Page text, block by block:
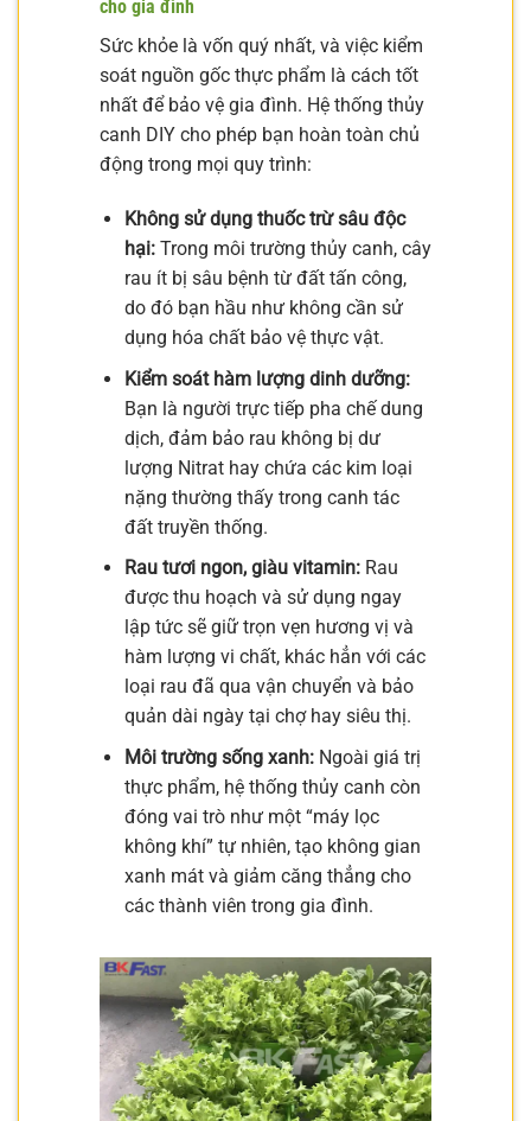
cho gia đình
Sức khỏe là vốn quý nhất, và việc kiểm
soát nguồn gốc thực phẩm là cách tốt
nhất để bảo vệ gia đình. Hệ thống thủy
canh DIY cho phép bạn hoàn toàn chủ
động trong mọi quy trình:
Không sử dụng thuốc trừ sâu độc
hại:Trong môi trường thủy canh, cây
rau ít bị sâu bệnh từ đất tấn công,
do đó bạn hầu như không cần sử
dụng hóa chất bảo vệ thực vật.
Kiểm soát hàm lượng dinh dưỡng:
Bạn là người trực tiếp pha chế dung
dịch, đảm bảo rau không bị dư
lượng Nitrat hay chứa các kim loại
nặng thường thấy trong canh tác
đất truyền thống.
Rau tươi ngon, giàu vitamin:Rau
được thu hoạch và sử dụng ngay
lập tức sẽ giữ trọn vẹn hương vị và
hàm lượng vi chất, khác hẳn với các
loại rau đã qua vận chuyển và bảo
quản dài ngày tại chợ hay siêu thị.
Môi trường sống xanh:Ngoài giá trị
thực phẩm, hệ thống thủy canh còn
đóng vai trò như một “máy lọc
không khí” tự nhiên, tạo không gian
xanh mát và giảm căng thẳng cho
các thành viên trong gia đình.